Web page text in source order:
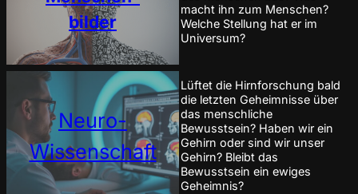
bilder
macht ihn zum Menschen?
Welche Stellung hat er im
Universum?
Neuro-
Wissenschaft
Lüftet die Hirnforschung bald
die letzten Geheimnisse über
das menschliche
Bewusstsein? Haben wir ein
Gehirn oder sind wir unser
Gehirn? Bleibt das
Bewusstsein ein ewiges
Geheimnis?